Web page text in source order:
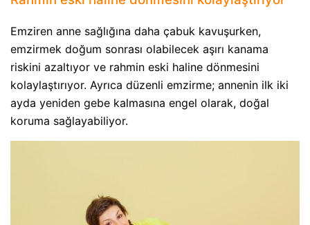
Emziren anne sağlığına daha çabuk kavuşurken,
emzirmek doğum sonrası olabilecek aşırı kanama
riskini azaltıyor ve rahmin eski haline dönmesini
kolaylaştırıyor. Ayrıca düzenli emzirme; annenin ilk iki
ayda yeniden gebe kalmasına engel olarak, doğal
koruma sağlayabiliyor.